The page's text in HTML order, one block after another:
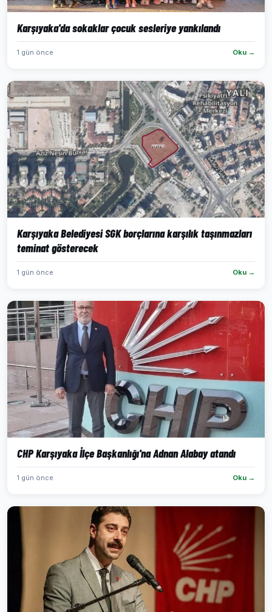
Karşıyaka'da sokaklar çocuk sesleriye yankılandı
1 gün önce Oku →
Karşıyaka Belediyesi SGK borçlarına karşılık taşınmazları
teminat gösterecek
1 gün önce Oku →
CHP Karşıyaka İlçe Başkanlığı'na Adnan Alabay atandı
1 gün önce Oku →